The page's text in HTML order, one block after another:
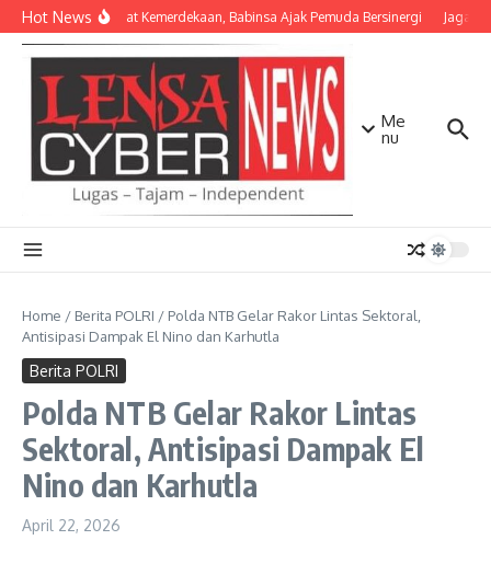
Lewati ke konten
Hot NewsSemangat Kemerdekaan, Babinsa Ajak Pemuda Bersinergi Jaga
Me
nu
Home / Berita POLRI / Polda NTB Gelar Rakor Lintas Sektoral,
Antisipasi Dampak El Nino dan Karhutla
Berita POLRI
Polda NTB Gelar Rakor Lintas
Sektoral, Antisipasi Dampak El
Nino dan Karhutla
April 22, 2026